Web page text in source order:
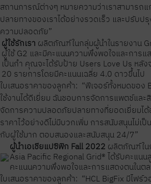
สถานการณ์ต่างๆ หมายความว่าเราสามารถ
ปลายทางของเราได้อย่างรวดเร็ว และปรับป
ความปลอดภัย”
ผู้ใช้รักเรา ผลิตภัณฑ์ในกลุ่มผู้นำในรายงาน
ผู้ใช้ G2 และมีคะแนนความพึงพอใจและการแ
เป็นกำ คุณจะได้รับป้าย Users Love Us หลั
20 รายการโดยมีคะแนนเฉลี่ย 4.0 ดาวขึ้นไป
ใบเสนอราคาของลูกค้า: “ฟีเจอร์ทั้งหมดของ
ใช้งานได้ดีเยี่ยม ฉันชอบการจัดการแพตช์แล
จัดการความปลอดภัยปลายทางที่ยอดเยี่ยมไ
ราคาไว้อย่างดีไม่มีบวกเพิ่ม การสนับสนุนไม่เ
กับผู้ใช้มาก ตอบสนองและสนับสนุน 24/7”
ผู้นำเอเชียแปซิฟิก Fall 2022 ผลิตภัณฑ์ใน
Asia Pacific Regional Grid® ได้รับคะแนน
คะแนนความพึงพอใจและการแสดงตนในต
ใบเสนอราคาของลูกค้า: “HCL BigFix มีไฟร์